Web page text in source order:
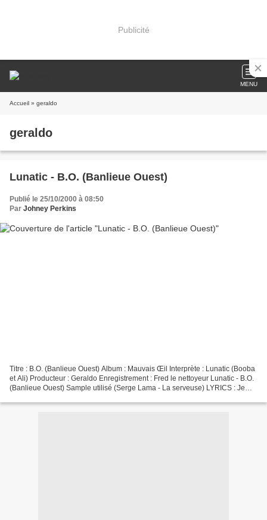
Publicité
MENU
Accueil » geraldo
geraldo
Lunatic - B.O. (Banlieue Ouest)
Publié le 25/10/2000 à 08:50
Par Johney Perkins
Titre : B.O. (Banlieue Ouest) Album : Mauvais Œil Interprète : Lunatic (Booba
et Ali) Producteur : Geraldo Enregistrement : Fred le nettoyeur Lunatic - B.O.
(Banlieue Ouest) Sample utilisé (Serge Lama - La serveuse) LYRICS : Je